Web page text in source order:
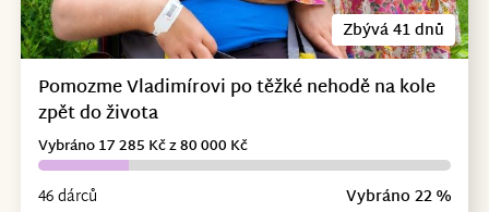
Zbývá 41 dnů
Pomozme Vladimírovi po těžké nehodě na kole
zpět do života
46 dárců Vybráno 22 %
Vybráno 17 285 Kč z 80 000 Kč